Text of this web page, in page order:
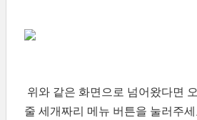
위와 같은 화면으로 넘어왔다면
줄 세개짜리 메뉴 버튼을 눌러주세